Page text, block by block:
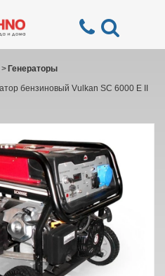
Генераторы
>
бензиновый Vulkan SC 6000 E ІІ